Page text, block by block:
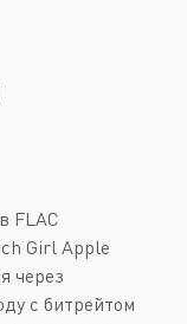
FLAC
Girl Apple
через
с битрейтом